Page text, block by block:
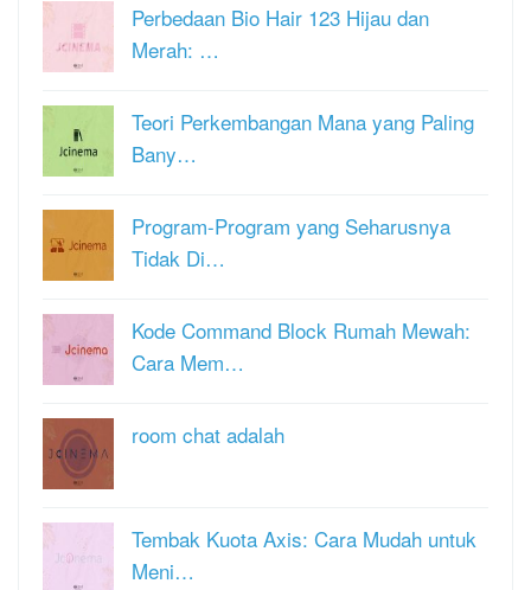
Perbedaan Bio Hair 123 Hijau dan
Merah: …
Teori Perkembangan Mana yang Paling
Bany…
Program-Program yang Seharusnya
Tidak Di…
Kode Command Block Rumah Mewah:
Cara Mem…
room chat adalah
Tembak Kuota Axis: Cara Mudah untuk
Meni…